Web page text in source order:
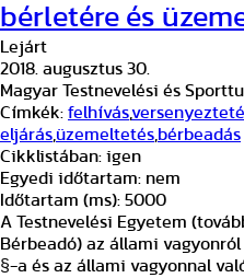
bérletére és
Lejárt
2018. augusztus 30.
Magyar Testnevelési és
Címkék: felhívás
eljárás üzemeltetés bérbeadás
Cikklistában: igen
Egyedi időtartam: nem
Időtartam (ms): 5000
A Testnevelési Egyetem
Bérbeadó) az állami vagyonról
§-a és az állami vagyonnal